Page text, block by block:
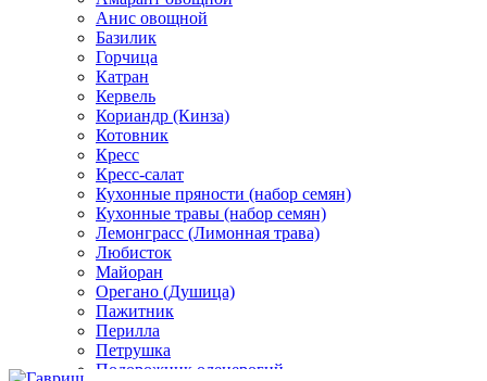
Анис овощной
Базилик
Горчица
Катран
Кервель
Кориандр (Кинза)
Котовник
Кресс
Кресс-салат
Кухонные пряности (набор семян)
Кухонные травы (набор семян)
Лемонграсс (Лимонная трава)
Любисток
Майоран
Орегано (Душица)
Пажитник
Перилла
Петрушка
Подорожник оленерогий